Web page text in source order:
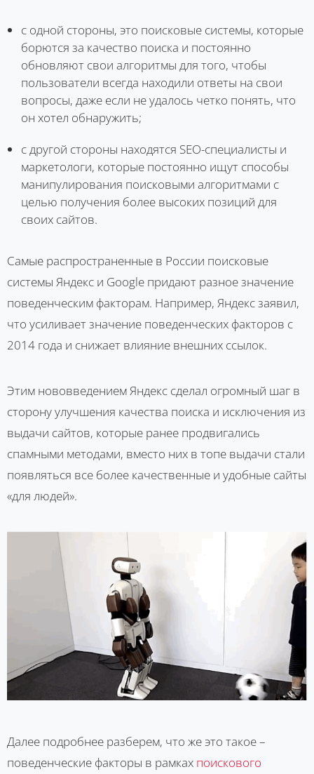
с одной стороны, это поисковые системы, которые
борются за качество поиска и постоянно
обновляют свои алгоритмы для того, чтобы
пользователи всегда находили ответы на свои
вопросы, даже если не удалось четко понять, что
он хотел обнаружить;
с другой стороны находятся SEO-специалисты и
маркетологи, которые постоянно ищут способы
манипулирования поисковыми алгоритмами с
целью получения более высоких позиций для
своих сайтов.
Самые распространенные в России поисковые
системы Яндекс и Google придают разное значение
поведенческим факторам. Например, Яндекс заявил,
что усиливает значение поведенческих факторов с
2014 года и снижает влияние внешних ссылок.
Этим нововведением Яндекс сделал огромный шаг в
сторону улучшения качества поиска и исключения из
выдачи сайтов, которые ранее продвигались
спамными методами, вместо них в топе выдачи стали
появляться все более качественные и удобные сайты
«для людей».
Далее подробнее разберем, что же это такое –
поведенческие факторы в рамках поискового